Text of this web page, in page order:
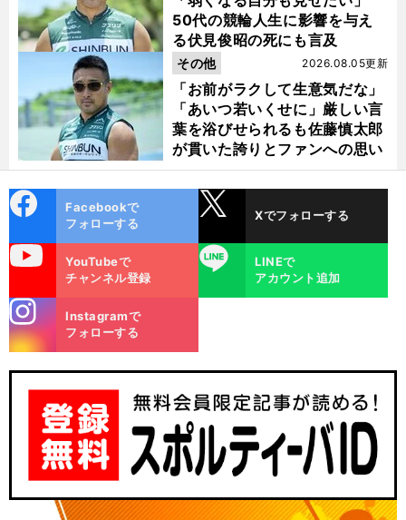
50代の競輪人生に影響を与え
る伏見俊昭の死にも言及
「お前がラクして生意気だな」
「あいつ若いくせに」厳しい言
葉を浴びせられるも佐藤慎太郎
が貫いた誇りとファンへの思い
2026.08.05更新
その他
ok
Facebookで
フォローする
Xでフォローする
YouTubeで
チャンネル登録
LINE
LINEで
アカウント追加
m
Instagramで
フォローする